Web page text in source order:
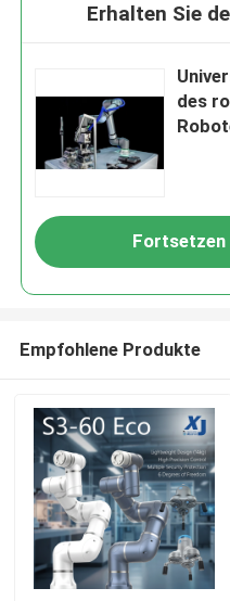
Erhalten Sie
des
Fortsetzen
Empfohlene Produkte